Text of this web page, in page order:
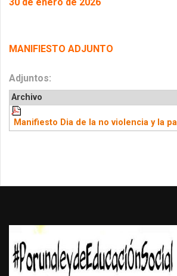
30 de enero de 2026
MANIFIESTO ADJUNTO
Adjuntos:
Archivo
Manifiesto Dia de la no violencia y la